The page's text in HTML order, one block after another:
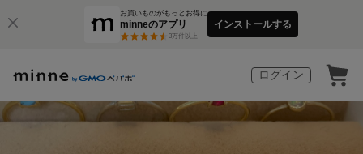
お買いものがもっとお得に
minneのアプリ
3万件以上
インストールする
ログイン